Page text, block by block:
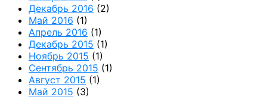
Декабрь 2016 (2)
Май 2016 (1)
Апрель 2016 (1)
Декабрь 2015 (1)
Ноябрь 2015 (1)
Сентябрь 2015 (1)
Август 2015 (1)
Май 2015 (3)